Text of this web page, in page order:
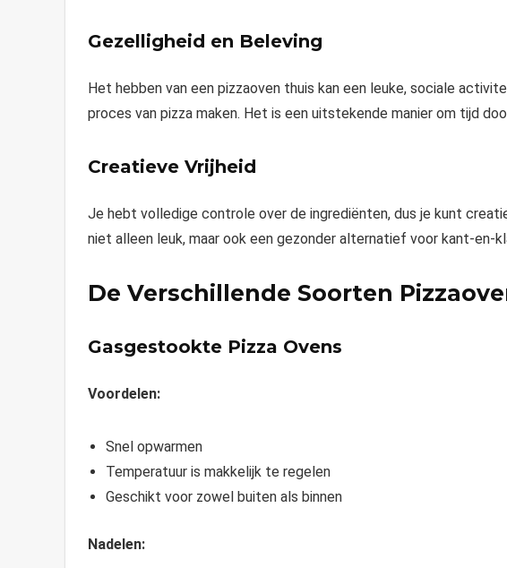
Gezelligheid en Beleving
Het hebben van een pizzaoven thuis kan een leuke, sociale
proces van pizza maken. Het is een uitstekende manier om tijd
Creatieve Vrijheid
Je hebt volledige controle over de ingrediënten, dus je kunt
niet alleen leuk, maar ook een gezonder alternatief voor kant-en-
De Verschillende Soorten
Gasgestookte Pizza Ovens
Voordelen:
Snel opwarmen
Temperatuur is makkelijk te regelen
Geschikt voor zowel buiten als binnen
Nadelen: